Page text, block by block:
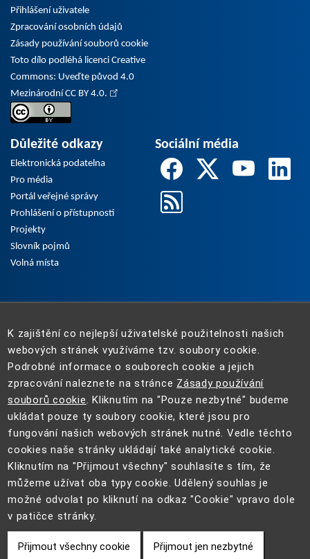
Přihlášení uživatele
Zpracování osobních údajů
Zásady používání souborů cookie
Toto dílo podléhá licenci Creative
Commons: Uveďte původ 4.0
Mezinárodní CC BY 4.0.
Důležité odkazy
Elektronická podatelna
Pro média
Portál veřejné správy
Prohlášení o přístupnosti
Projekty
Slovník pojmů
Volná místa
Sociální média
2022 - 2025 ©
K zajištění co nejlepší uživatelské použitelnosti našich
webových stránek využíváme tzv. soubory cookie.
Podrobné informace o souborech cookie a jejich
zpracování naleznete na stránce Zásady používání
souborů cookie. Kliknutím na "Pouze nezbytné" budeme
ukládat pouze ty soubory cookie, které jsou pro
fungování našich webových stránek nutné. Vedle těchto
cookies naše stránky ukládají také analytické cookie.
Kliknutím na "Přijmout všechny" souhlasíte s tím, že
můžeme užívat oba typy cookie. Udělený souhlas je
možné odvolat po kliknutí na odkaz "Cookie" vpravo dole
v patičce stránky.
Přijmout všechny cookie Přijmout jen nezbytné